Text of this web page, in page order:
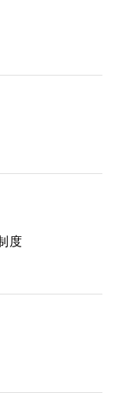
度